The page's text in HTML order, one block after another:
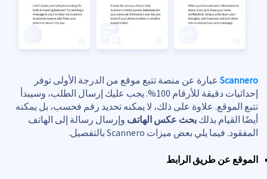
Scannero عبارة عن منصة تتبع موقع من الدرجة الأولى توفر
إحداثيات دقيقة للأرقام 100%. يجب عليك إرسال الطلب، وسيبدأ
تتبع الموقع. علاوة على ذلك، لا يمكنه تحديد رقم فحسب، بل يمكنه
أيضًا القيام بذلك بحث عكس الهاتف وإرسال رسالة إلى الهاتف
المفقود. فيما يلي بعض ميزات Scannero بالتفصيل.
الموقع عن طريق الرابط